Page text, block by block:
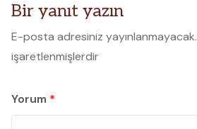
Bir yanıt yazın
E-posta adresiniz yayınlanmayacak.
işaretlenmişlerdir
Yorum *